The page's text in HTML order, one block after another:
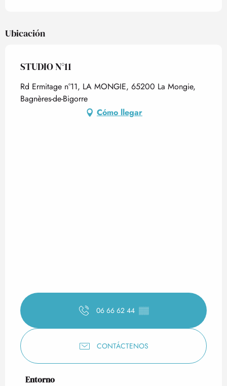
Ubicación
STUDIO N°11
Rd Ermitage n°11, LA MONGIE, 65200 La Mongie,
Bagnères-de-Bigorre
Cómo llegar
06 66 62 44 ▒▒
CONTÁCTENOS
Entorno
Entorno